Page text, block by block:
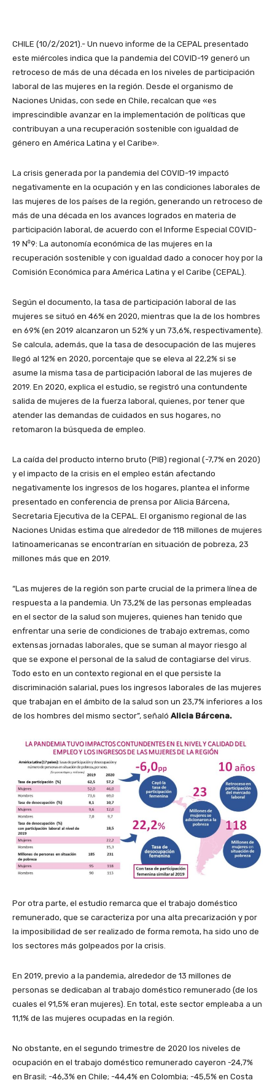
CHILE (10/2/2021).- Un nuevo informe de la CEPAL presentado
este miércoles indica que la pandemia del COVID-19 generó un
retroceso de más de una década en los niveles de participación
laboral de las mujeres en la región. Desde el organismo de
Naciones Unidas, con sede en Chile, recalcan que «es
imprescindible avanzar en la implementación de políticas que
contribuyan a una recuperación sostenible con igualdad de
género en América Latina y el Caribe».
La crisis generada por la pandemia del COVID-19 impactó
negativamente en la ocupación y en las condiciones laborales de
las mujeres de los países de la región, generando un retroceso de
más de una década en los avances logrados en materia de
participación laboral, de acuerdo con el Informe Especial COVID-
19 N⁰9: La autonomía económica de las mujeres en la
recuperación sostenible y con igualdad dado a conocer hoy por la
Comisión Económica para América Latina y el Caribe (CEPAL).
Según el documento, la tasa de participación laboral de las
mujeres se situó en 46% en 2020, mientras que la de los hombres
en 69% (en 2019 alcanzaron un 52% y un 73,6%, respectivamente).
Se calcula, además, que la tasa de desocupación de las mujeres
llegó al 12% en 2020, porcentaje que se eleva al 22,2% si se
asume la misma tasa de participación laboral de las mujeres de
2019. En 2020, explica el estudio, se registró una contundente
salida de mujeres de la fuerza laboral, quienes, por tener que
atender las demandas de cuidados en sus hogares, no
retomaron la búsqueda de empleo.
La caída del producto interno bruto (PIB) regional (-7,7% en 2020)
y el impacto de la crisis en el empleo están afectando
negativamente los ingresos de los hogares, plantea el informe
presentado en conferencia de prensa por Alicia Bárcena,
Secretaria Ejecutiva de la CEPAL. El organismo regional de las
Naciones Unidas estima que alrededor de 118 millones de mujeres
latinoamericanas se encontrarían en situación de pobreza, 23
millones más que en 2019.
“Las mujeres de la región son parte crucial de la primera línea de
respuesta a la pandemia. Un 73,2% de las personas empleadas
en el sector de la salud son mujeres, quienes han tenido que
enfrentar una serie de condiciones de trabajo extremas, como
extensas jornadas laborales, que se suman al mayor riesgo al
que se expone el personal de la salud de contagiarse del virus.
Todo esto en un contexto regional en el que persiste la
discriminación salarial, pues los ingresos laborales de las mujeres
que trabajan en el ámbito de la salud son un 23,7% inferiores a los
de los hombres del mismo sector”, señaló Alicia Bárcena.
Por otra parte, el estudio remarca que el trabajo doméstico
remunerado, que se caracteriza por una alta precarización y por
la imposibilidad de ser realizado de forma remota, ha sido uno de
los sectores más golpeados por la crisis.
En 2019, previo a la pandemia, alrededor de 13 millones de
personas se dedicaban al trabajo doméstico remunerado (de los
cuales el 91,5% eran mujeres). En total, este sector empleaba a un
11,1% de las mujeres ocupadas en la región.
No obstante, en el segundo trimestre de 2020 los niveles de
ocupación en el trabajo doméstico remunerado cayeron -24,7%
en Brasil; -46,3% en Chile; -44,4% en Colombia; -45,5% en Costa